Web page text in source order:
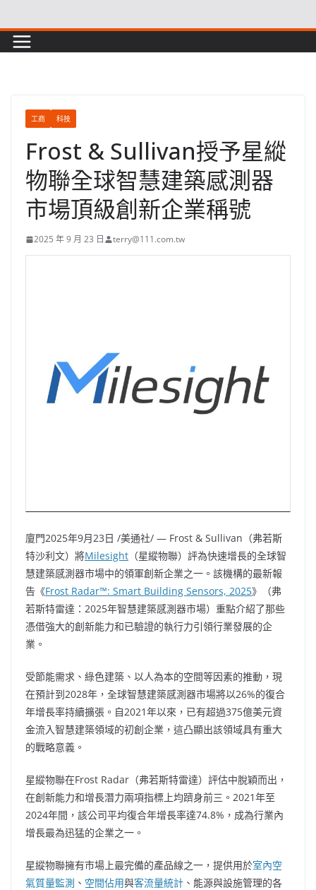
to
content
工商 科技
Frost & Sullivan授予星縱
物聯全球智慧建築感測器
市場頂級創新企業稱號
2025 年 9 月 23 日 terry@111.com.tw
廈門2025年9月23日 /美通社/ — Frost & Sullivan（弗若斯
特沙利文）將Milesight （星縱物聯）評為快速增長的全球智
慧建築感測器市場中的領軍創新企業之一。該機構的最新報
告《Frost Radar™: Smart Building Sensors, 2025》（弗
若斯特雷達：2025年智慧建築感測器市場）重點介紹了那些
憑借強大的創新能力和已驗證的執行力引領行業發展的企
業。
受節能需求、綠色建築、以人為本的空間等因素的推動，現
在預計到2028年，全球智慧建築感測器市場將以26%的復合
年增長率持續擴張。自2021年以來，已有超過375億美元資
金流入智慧建築領域的初創企業，這凸顯出該領域具有重大
的戰略意義。
星縱物聯在Frost Radar（弗若斯特雷達）評估中脫穎而出，
在創新能力和增長潛力兩項指標上均躋身前三。2021年至
2024年間，該公司平均復合年增長率達74.8%，成為行業內
增長最為迅猛的企業之一。
星縱物聯擁有市場上最完備的產品線之一，提供用於室內空
氣質量監測 、 空間佔用與客流量統計 、能源與設施管理的各